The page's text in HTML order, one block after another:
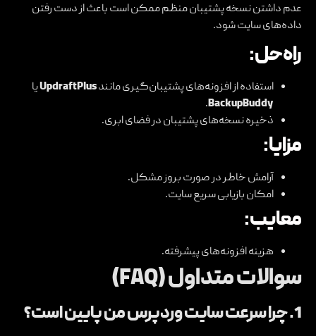
عدم داشتن نسخه پشتیبان منظم ممکن است باعث از دست رفتن
داده‌های سایت شود.
راه‌حل:
استفاده از افزونه‌های پشتیبان‌گیری مانندUpdraftPlusیا
BackupBuddy
.
ذخیره نسخه‌های پشتیبان در فضای ابری.
مزایا:
آرامش خاطر در صورت بروز مشکل.
امکان بازیابی سریع سایت.
معایب:
هزینه افزونه‌های پیشرفته.
سوالات متداول (FAQ)
1. چرا سرعت سایت وردپرس من پایین است؟